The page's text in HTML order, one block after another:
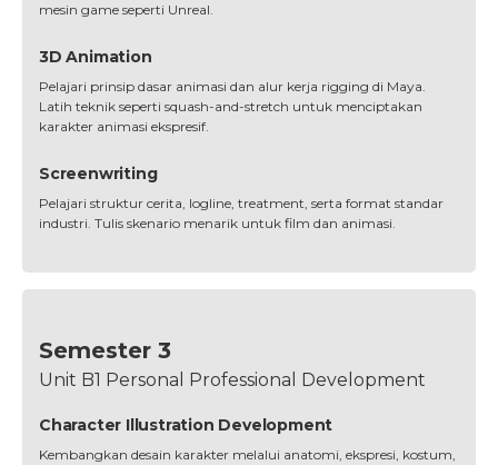
mesin game seperti Unreal.
3D Animation
Pelajari prinsip dasar animasi dan alur kerja rigging di Maya.
Latih teknik seperti squash-and-stretch untuk menciptakan
karakter animasi ekspresif.
Screenwriting
Pelajari struktur cerita, logline, treatment, serta format standar
industri. Tulis skenario menarik untuk film dan animasi.
Semester 3
Unit B1 Personal Professional Development
Character Illustration Development
Kembangkan desain karakter melalui anatomi, ekspresi, kostum,